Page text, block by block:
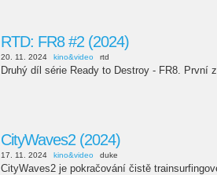
RTD: FR8 #2 (2024)
20. 11. 2024 kino&video rtd
Druhý díl série Ready to Destroy - FR8. První
CityWaves2 (2024)
17. 11. 2024 kino&video duke
CityWaves2 je pokračování čistě